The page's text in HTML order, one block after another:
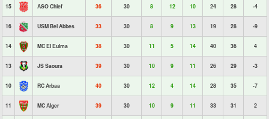
15 ASO Chlef 36 30 8 12 10 24 28 -4
16 USM Bel Abbes 33 30 8 9 13 19 28 -9
14 MC El Eulma 38 30 11 5 14 40 36 4
13 JS Saoura 39 30 10 9 11 26 29 -3
10 RC Arbaa 40 30 12 4 14 28 35 -7
11 MC Alger 39 30 10 9 11 33 31 2